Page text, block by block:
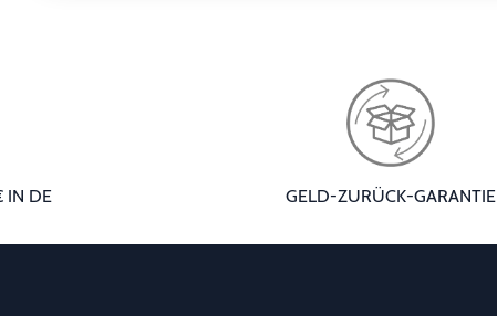
IN DE GELD-ZURÜCK-GARANTIE